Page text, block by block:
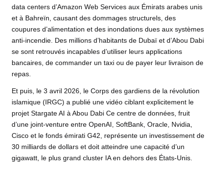
data centers d’Amazon Web Services aux Émirats arabes unis
et à Bahreïn, causant des dommages structurels, des
coupures d’alimentation et des inondations dues aux systèmes
anti-incendie. Des millions d’habitants de Dubaï et d’Abou Dabi
se sont retrouvés incapables d’utiliser leurs applications
bancaires, de commander un taxi ou de payer leur livraison de
repas.
Et puis, le 3 avril 2026, le Corps des gardiens de la révolution
islamique (IRGC) a publié une vidéo ciblant explicitement le
projet Stargate AI à Abou Dabi Ce centre de données, fruit
d’une joint-venture entre OpenAI, SoftBank, Oracle, Nvidia,
Cisco et le fonds émirati G42, représente un investissement de
30 milliards de dollars et doit atteindre une capacité d’un
gigawatt, le plus grand cluster IA en dehors des États-Unis.